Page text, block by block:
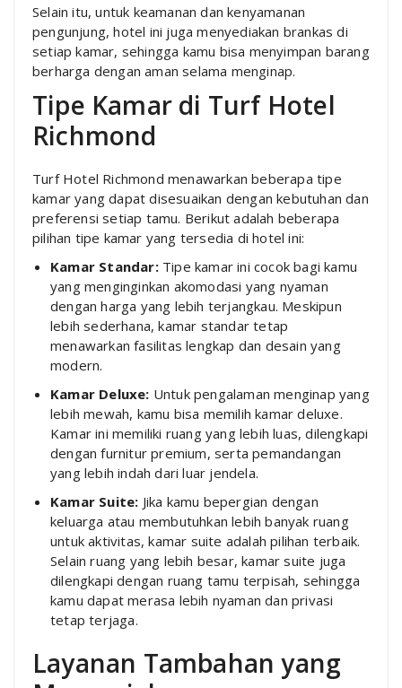
Selain itu, untuk keamanan dan kenyamanan
pengunjung, hotel ini juga menyediakan brankas di
setiap kamar, sehingga kamu bisa menyimpan barang
berharga dengan aman selama menginap.
Tipe Kamar di Turf Hotel
Richmond
Turf Hotel Richmond menawarkan beberapa tipe
kamar yang dapat disesuaikan dengan kebutuhan dan
preferensi setiap tamu. Berikut adalah beberapa
pilihan tipe kamar yang tersedia di hotel ini:
Kamar Standar:Tipe kamar ini cocok bagi kamu
yang menginginkan akomodasi yang nyaman
dengan harga yang lebih terjangkau. Meskipun
lebih sederhana, kamar standar tetap
menawarkan fasilitas lengkap dan desain yang
modern.
Kamar Deluxe: Untuk pengalaman menginap yang
lebih mewah, kamu bisa memilih kamar deluxe.
Kamar ini memiliki ruang yang lebih luas, dilengkapi
dengan furnitur premium, serta pemandangan
yang lebih indah dari luar jendela.
Kamar Suite: Jika kamu bepergian dengan
keluarga atau membutuhkan lebih banyak ruang
untuk aktivitas, kamar suite adalah pilihan terbaik.
Selain ruang yang lebih besar, kamar suite juga
dilengkapi dengan ruang tamu terpisah, sehingga
kamu dapat merasa lebih nyaman dan privasi
tetap terjaga.
Layanan Tambahan yang